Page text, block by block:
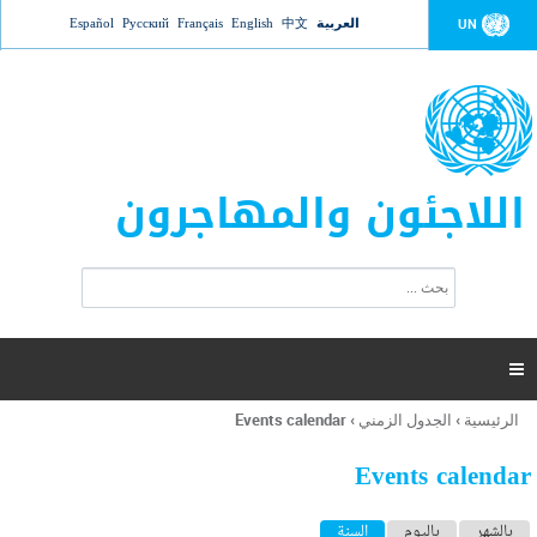
Jump to navigation UN العربية 中文
English
Français
Русский
Español
اللاجئون والمهاجرون
ت
ر
ل
ح
ب

أنت
هنا
الرئيسية › الجدول الزمني ›
Events calendar
Events calendar